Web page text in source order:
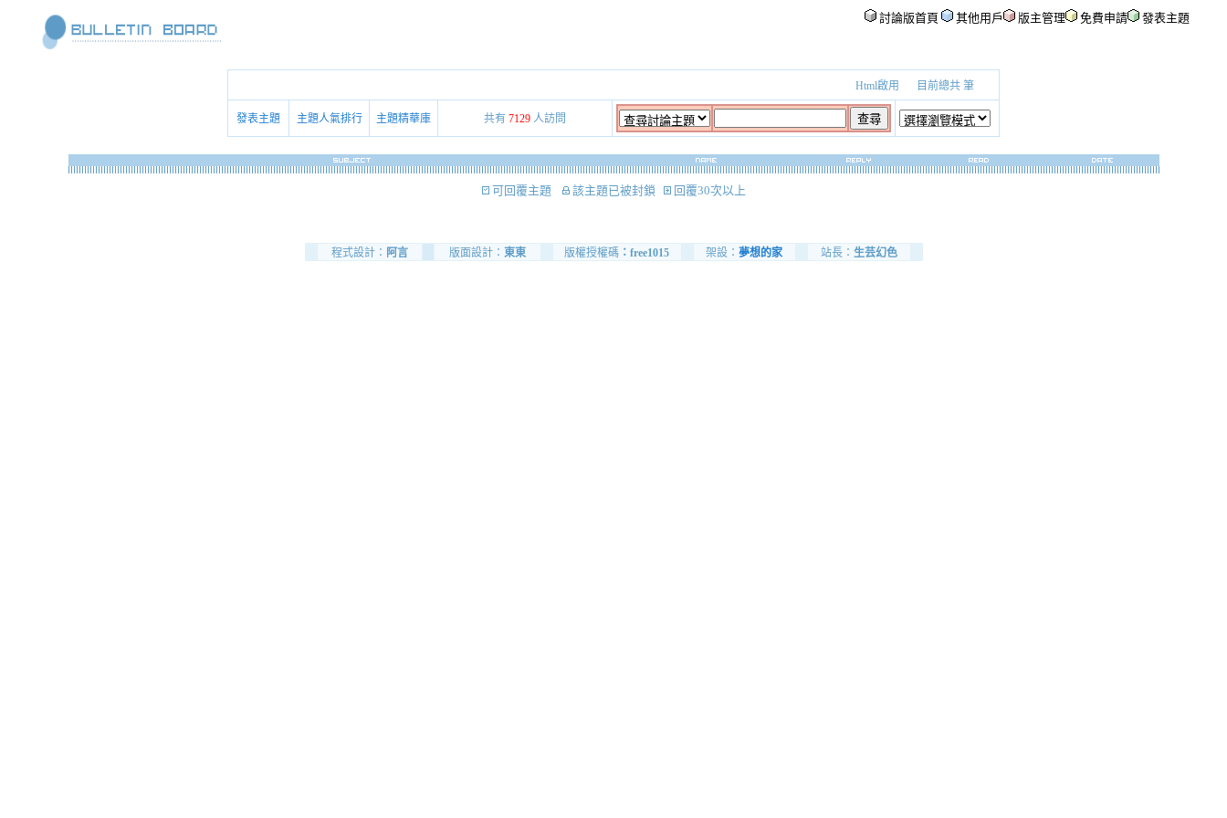
討論版首頁 其他用戶 版主管理 免費申請 發表主題
Html啟用 目前總共 筆
發表主題 主題人氣排行 主題精華庫 共有 7129 人訪問
可回覆主題 該主題已被封鎖 回覆30次以上
程式設計： 阿言 版面設計： 東東 版權授權碼 ：free1015 架設： 夢想的家 站長： 生芸幻色